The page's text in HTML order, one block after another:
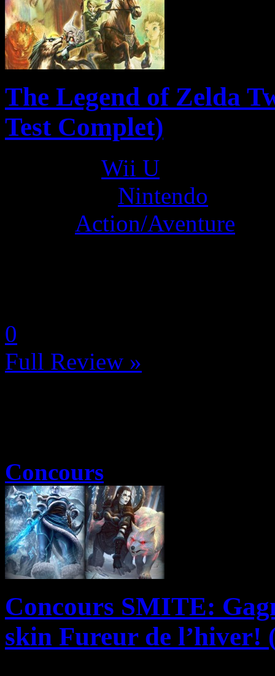
The Legend of Zelda
Test Complet)
Wii U
Nintendo
Action/Aventure
0
Full Review »
Concours
Concours SMITE:
skin Fureur de l’hiver!